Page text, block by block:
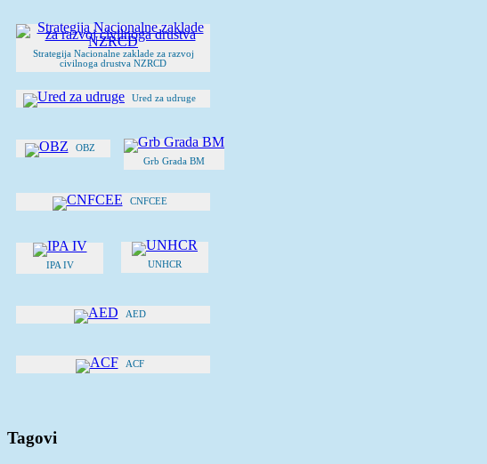
Strategija Nacionalne zaklade za razvoj
civilnoga drustva NZRCD
Ured za udruge
OBZ
Grb Grada BM
CNFCEE
IPA IV UNHCR
AED
ACF
Tagovi